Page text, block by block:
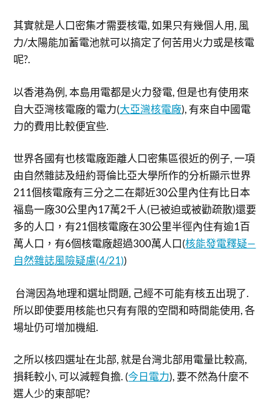
其實就是人口密集才需要核電, 如果只有幾個人用, 風
力/太陽能加蓄電池就可以搞定了何苦用火力或是核電
呢?.
以香港為例, 本島用電都是火力發電, 但是也有使用來
自大亞灣核電廠的電力(大亞灣核電廠), 有來自中國電
力的費用比較便宜些.
世界各國有也核電廠距離人口密集區很近的例子, 一項
由自然雜誌及紐約哥倫比亞大學所作的分析顯示世界
211個核電廠有三分之二在鄰近30公里內住有比日本
福島一廠30公里內17萬2千人(已被迫或被勸疏散)還要
多的人口，有21個核電廠在30公里半徑內住有逾1百
萬人口，有6個核電廠超過300萬人口(核能發電釋疑—
自然雜誌風險疑慮(4/21))
台灣因為地理和選址問題, 己經不可能有核五出現了.
所以即使要用核能也只有有限的空間和時間能使用, 各
場址仍可增加機組.
之所以核四選址在北部, 就是台灣北部用電量比較高,
損耗較小, 可以減輕負擔. (今日電力), 要不然為什麼不
選人少的東部呢?